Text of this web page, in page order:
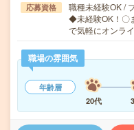
応募資格
職種未経験OK /
◆未経験OK！〇
で気軽にオンラ
職場の雰囲気
年齢層
20代